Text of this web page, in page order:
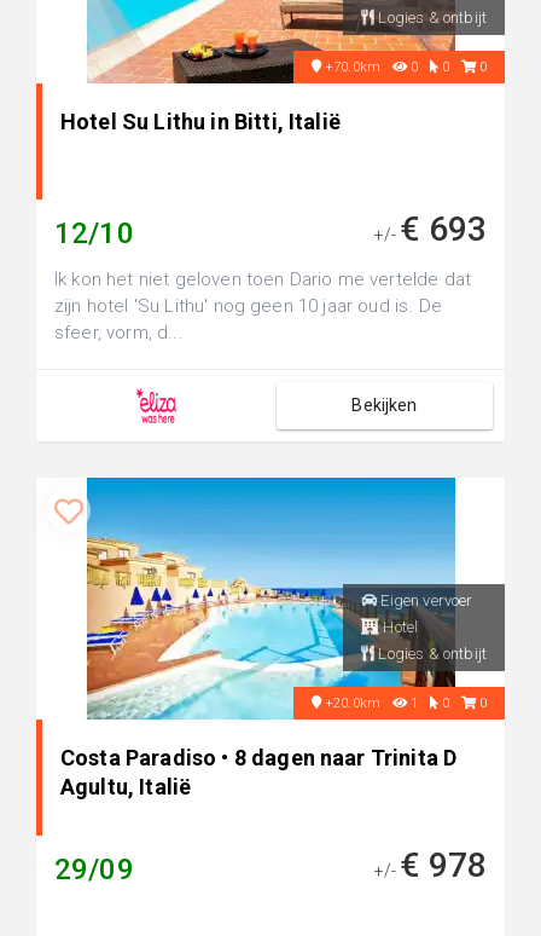
Logies & ontbijt
+70.0km 0 0 0
Hotel Su Lithu in Bitti, Italië
12/10 +/- € 693
Ik kon het niet geloven toen Dario me vertelde dat
zijn hotel 'Su Lithu' nog geen 10 jaar oud is. De
sfeer, vorm, d...
Bekijken
Eigen vervoer
Hotel
Logies & ontbijt
+20.0km 1 0 0
Costa Paradiso • 8 dagen naar Trinita D
Agultu, Italië
29/09 +/- € 978